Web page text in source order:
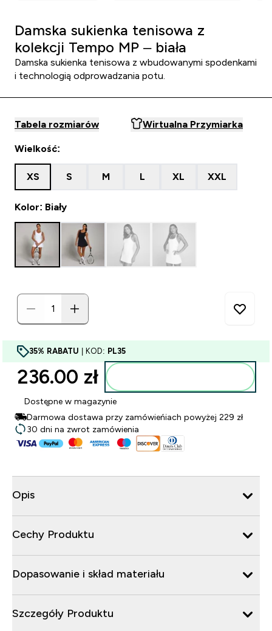
Damska sukienka tenisowa z
kolekcji Tempo MP – biała
Damska sukienka tenisowa z wbudowanymi spodenkami
i technologią odprowadzania potu.
Tabela rozmiarów Wirtualna Przymiarka
Wielkość:
XS S M L XL XXL
Kolor: Biały
35% RABATU | KOD: PL35
236.00 zł‎
Dostępne w magazynie
Darmowa dostawa przy zamówieńiach powyżej 229 zł
30 dni na zwrot zamówienia
Opis
Cechy Produktu
Dopasowanie i skład materiału
Szczegóły Produktu